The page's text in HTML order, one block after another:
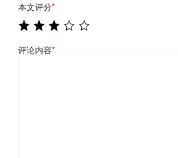
本文评分*
评论内容*